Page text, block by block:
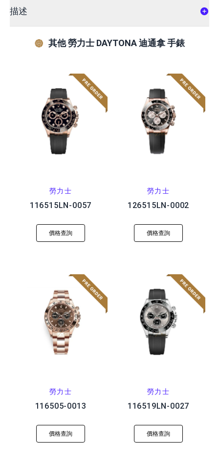
描述
其他 勞力士 DAYTONA 迪通拿 手錶
勞力士
116515LN-0057
價格查詢
勞力士
126515LN-0002
價格查詢
勞力士
116505-0013
價格查詢
勞力士
116519LN-0027
價格查詢